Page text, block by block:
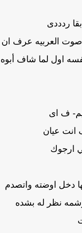
ردددى
العربيه عرف ان
اول لما شاف أبوه
ف اى
عيان
ارجوك
اوضته واتصدم
نظر له بشده